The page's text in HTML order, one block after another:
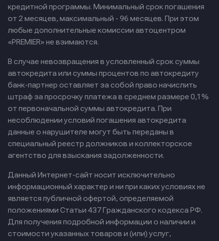
кредитной программы. Минимальный срок погашения
от 2 месяцев, максимальный - 96 месяцев. При этом
любые дополнительные комиссии автоцентром
«PREMIER» не взимаются.
В случае невозвращения в условленный срок суммы
автокредита или суммы процентов по автокредиту
банк-партнер оставляет за собой право начислить
штраф за просрочку платежа в среднем размере 0,1%
от первоначальной суммы автокредита. При
несоблюдении условий погашения автокредита
данные о нарушителе могут быть переданы в
специальный реестр должников и коллекторское
агентство для взыскания задолженности.
Данный Интернет-сайт носит исключительно
информационный характер и ни при каких условиях не
является публичной офертой, определяемой
положениями Статьи 437 Гражданского кодекса РФ.
Для получения подробной информации о наличии и
стоимости указанных товаров и (или) услуг,